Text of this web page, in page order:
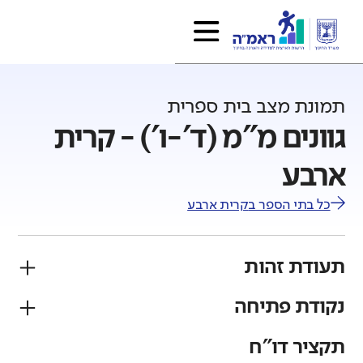
תמונת מצב בית ספרית
גוונים מ"מ (ד'-ו') - קרית
ארבע
כל בתי הספר בקרית ארבע
תעודת זהות
פיקוח
נקודת פתיחה
תקציר דו"ח